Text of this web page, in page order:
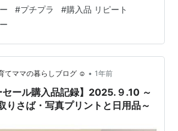
スキンケアパウダー すっぽん小町
クロ UVカットパーカー 公式サイトか
でした。 毎日保育園の送迎を自転車で
#プチプラ #購入品 リピート
てママの暮らしブログ ☺︎ • 1年前
セール購入品記録】2025.９.10 ～
りさば・写真プリントと日用品～